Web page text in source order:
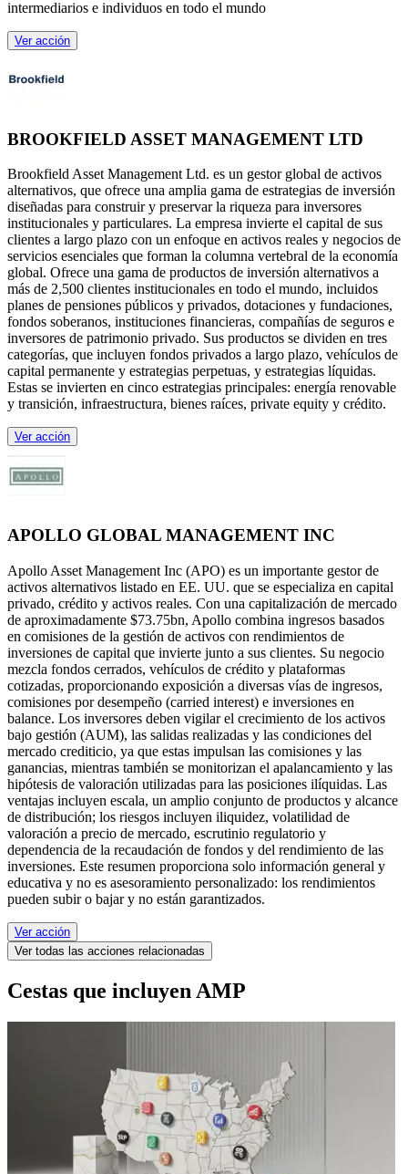
intermediarios e individuos en todo el mundo
Ver acción
BROOKFIELD ASSET MANAGEMENT LTD
Brookfield Asset Management Ltd. es un gestor global de activos
alternativos, que ofrece una amplia gama de estrategias de inversión
diseñadas para construir y preservar la riqueza para inversores
institucionales y particulares. La empresa invierte el capital de sus
clientes a largo plazo con un enfoque en activos reales y negocios de
servicios esenciales que forman la columna vertebral de la economía
global. Ofrece una gama de productos de inversión alternativos a
más de 2,500 clientes institucionales en todo el mundo, incluidos
planes de pensiones públicos y privados, dotaciones y fundaciones,
fondos soberanos, instituciones financieras, compañías de seguros e
inversores de patrimonio privado. Sus productos se dividen en tres
categorías, que incluyen fondos privados a largo plazo, vehículos de
capital permanente y estrategias perpetuas, y estrategias líquidas.
Estas se invierten en cinco estrategias principales: energía renovable
y transición, infraestructura, bienes raíces, private equity y crédito.
Ver acción
APOLLO GLOBAL MANAGEMENT INC
Apollo Asset Management Inc (APO) es un importante gestor de
activos alternativos listado en EE. UU. que se especializa en capital
privado, crédito y activos reales. Con una capitalización de mercado
de aproximadamente $73.75bn, Apollo combina ingresos basados
en comisiones de la gestión de activos con rendimientos de
inversiones de capital que invierte junto a sus clientes. Su negocio
mezcla fondos cerrados, vehículos de crédito y plataformas
cotizadas, proporcionando exposición a diversas vías de ingresos,
comisiones por desempeño (carried interest) e inversiones en
balance. Los inversores deben vigilar el crecimiento de los activos
bajo gestión (AUM), las salidas realizadas y las condiciones del
mercado crediticio, ya que estas impulsan las comisiones y las
ganancias, mientras también se monitorizan el apalancamiento y las
hipótesis de valoración utilizadas para las posiciones ilíquidas. Las
ventajas incluyen escala, un amplio conjunto de productos y alcance
de distribución; los riesgos incluyen iliquidez, volatilidad de
valoración a precio de mercado, escrutinio regulatorio y
dependencia de la recaudación de fondos y del rendimiento de las
inversiones. Este resumen proporciona solo información general y
educativa y no es asesoramiento personalizado: los rendimientos
pueden subir o bajar y no están garantizados.
Ver acción
Ver todas las acciones relacionadas
Cestas que incluyen AMP